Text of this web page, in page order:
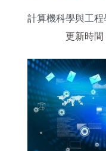
計算機科學與工
更新時間